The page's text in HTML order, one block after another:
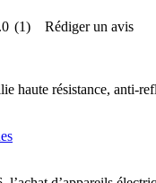
(1) Rédiger un avis
haute résistance, anti-